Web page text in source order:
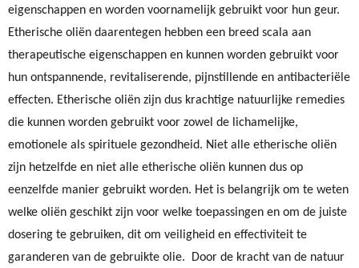
eigenschappen en worden voornamelijk gebruikt voor hun geur.
Etherische oliën daarentegen hebben een breed scala aan
therapeutische eigenschappen en kunnen worden gebruikt voor
hun ontspannende, revitaliserende, pijnstillende en antibacteriële
effecten. Etherische oliën zijn dus krachtige natuurlijke remedies
die kunnen worden gebruikt voor zowel de lichamelijke,
emotionele als spirituele gezondheid. Niet alle etherische oliën
zijn hetzelfde en niet alle etherische oliën kunnen dus op
eenzelfde manier gebruikt worden. Het is belangrijk om te weten
welke oliën geschikt zijn voor welke toepassingen en om de juiste
dosering te gebruiken, dit om veiligheid en effectiviteit te
garanderen van de gebruikte olie. Door de kracht van de natuur